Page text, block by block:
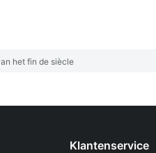
het fin de siècle
Klantenservice